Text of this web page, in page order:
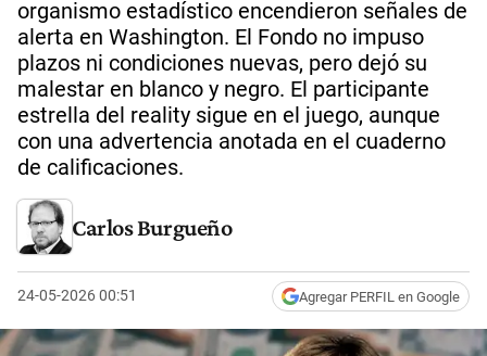
organismo estadístico encendieron señales de
alerta en Washington. El Fondo no impuso
plazos ni condiciones nuevas, pero dejó su
malestar en blanco y negro. El participante
estrella del reality sigue en el juego, aunque
con una advertencia anotada en el cuaderno
de calificaciones.
Carlos Burgueño
24-05-2026 00:51 Agregar PERFIL en Google